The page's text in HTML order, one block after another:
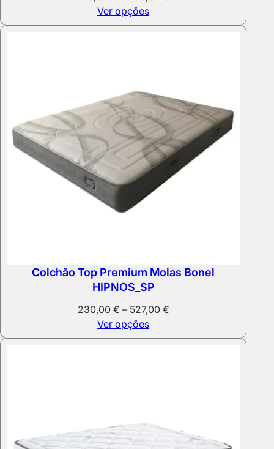
213,00 €
Ver opções
Colchão Top Premium Molas Bonel
HIPNOS_SP
230,00 € – 527,00 €Price
230,00 €
Ver opções